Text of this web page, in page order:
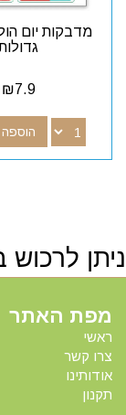
מדבקות יום
₪7.9
ניתן
מפת האתר
ראשי
צרו קשר
אודותינו
תקנון